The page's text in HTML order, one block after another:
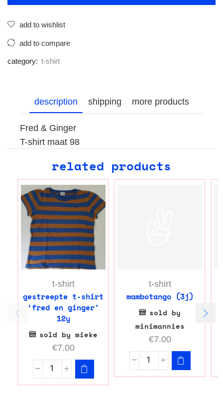
add to wishlist
add to compare
category: t-shirt
description shipping more products
Fred & Ginger
T-shirt maat 98
related products
t-shirt
gestreepte t-shirt
‘fred en ginger’
12y
sold by mieke
€7.00
t-shirt
mambotango (3j)
sold by
minimannies
€7.00